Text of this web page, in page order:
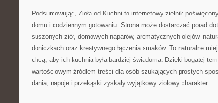
Podsumowując, Zioła od Kuchni to internetowy zielnik
domu i codziennym gotowaniu. Strona może dostarczać porad
suszonych ziół, domowych naparów, aromatycznych olejów,
doniczkach oraz kreatywnego łączenia smaków. To naturalne
chcą, aby ich kuchnia była bardziej świadoma. Dzięki bogatej
wartościowym źródłem treści dla osób szukających prostych
dania, napoje i przekąski zyskały wyjątkowy ziołowy charakter.